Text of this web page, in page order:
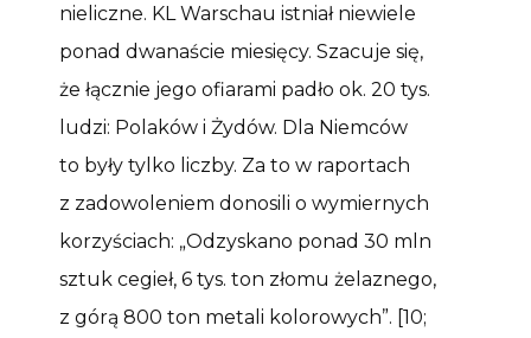
nieliczne. KL Warschau istniał niewiele
ponad dwanaście miesięcy. Szacuje się,
że łącznie jego ofiarami padło ok. 20 tys.
ludzi: Polaków i Żydów. Dla Niemców
to były tylko liczby. Za to w raportach
z zadowoleniem donosili o wymiernych
korzyściach: „Odzyskano ponad 30 mln
sztuk cegieł, 6 tys. ton złomu żelaznego,
z górą 800 ton metali kolorowych”. [10;